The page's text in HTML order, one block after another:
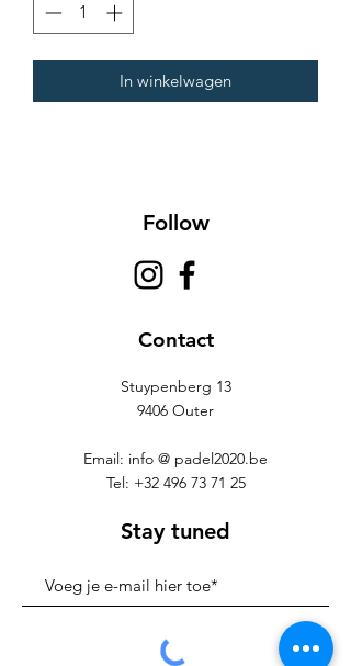
In winkelwagen
Follow
Contact
Stuypenberg 13
9406 Outer
Email: info @ padel2020.be
Tel: +32 496 73 71 25
Stay tuned